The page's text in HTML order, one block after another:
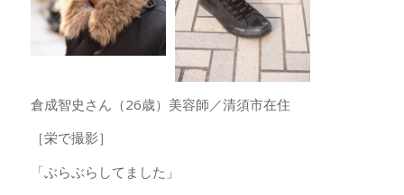
倉成智史さん（26歳）美容師／清須市在住
［栄で撮影］
「ぶらぶらしてました」